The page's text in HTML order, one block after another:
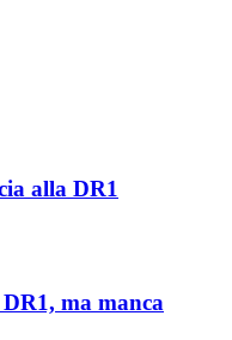
alla DR1
ma manca